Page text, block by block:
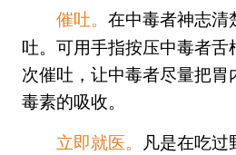
催吐。 在中毒者神志清
吐。可用手指按压中毒者舌
次催吐，让中毒者尽量把
毒素的吸收。
立即就医。 凡是在吃